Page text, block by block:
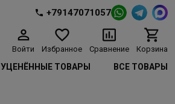
+79147071057
Войти Избранное Сравнение Корзина
УЦЕНЁННЫЕ ТОВАРЫ ВСЕ ТОВАРЫ